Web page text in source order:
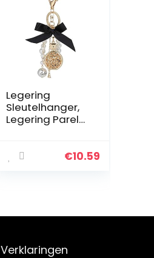
Legering
Sleutelhanger,
Legering Parel
Mobiele
€10.59
Verklaringen